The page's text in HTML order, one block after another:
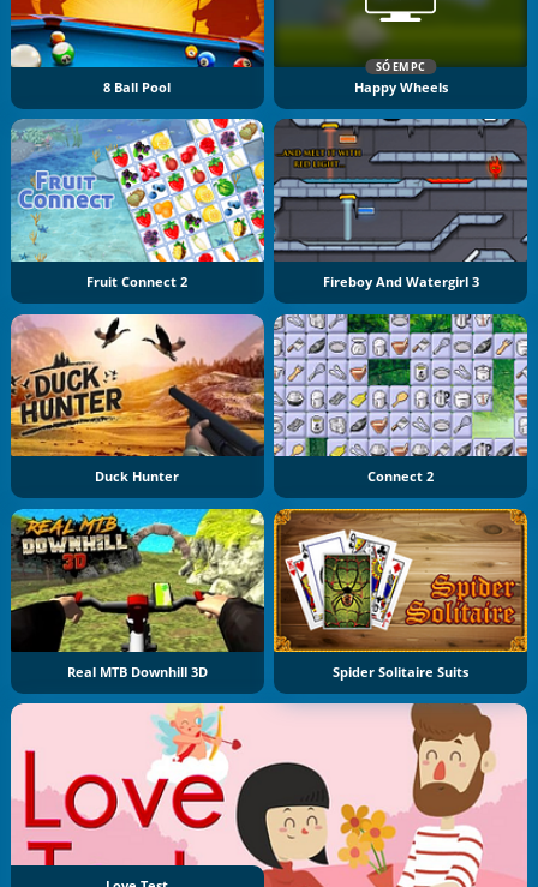
8 Ball Pool
SÓ EM PC
Happy Wheels
Fruit Connect 2 Fireboy And Watergirl 3
Duck Hunter Connect 2
Real MTB Downhill 3D Spider Solitaire Suits